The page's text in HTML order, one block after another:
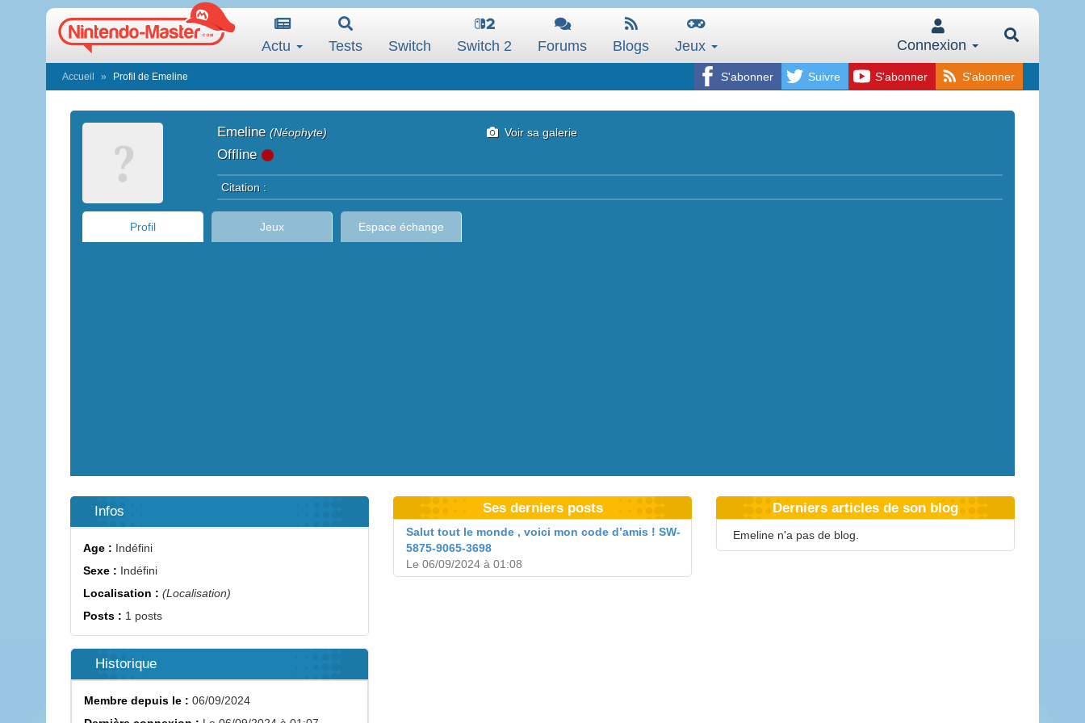
Actu Tests Switch Switch 2 Forums Blogs Jeux Connexion
S'abonner Suivre S'abonner S'abonner
Accueil Profil de Emeline
Emeline (Néophyte)
Offline
Voir sa galerie
Citation :
Profil Jeux Espace échange
Infos
Age : Indéfini
Sexe : Indéfini
Localisation : (Localisation)
Posts : 1 posts
Historique
Membre depuis le : 06/09/2024
Ses derniers posts
Salut tout le monde , voici mon code d’amis ! SW-
5875-9065-3698
Le 06/09/2024 à 01:08
Derniers articles de son blog
Emeline n'a pas de blog.